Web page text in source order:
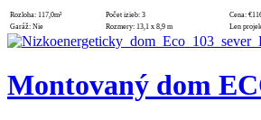
Rozloha: 117,0m² Počet izieb: 3 Cena:
Garáž: Nie Rozmery: 13,1 x 8,9 m Len
Montovaný dom